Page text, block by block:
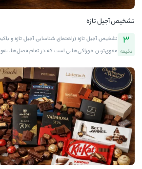
تشخیص آجیل تازه
3
دقیقه
تشخیص آجیل تازه (راهنمای شناسایی آجیل تازه و
مقوی‌ترین خوراکی‌هایی است که در تمام فصل‌ها،
توجه نمی‌کنند، تشخیص آجیل تازه از کهنه یا فاسد
طعم، عطر و ارزش غذایی آن دارد. اگر
باکیفیت بخرید، این راهنمای جامع مخصوص
فروشگاه آجیل و خشکبار آفتابگرم مراجعه کنید؛
تضمین‌شده است.چرا تازگی آجیل اهمیت
پروتئین هستند، اما همین ترکیبات در اثر گذر زمان و
می‌شوند. اکسید شدن چربی باعث ایجاد بوی ماندگی